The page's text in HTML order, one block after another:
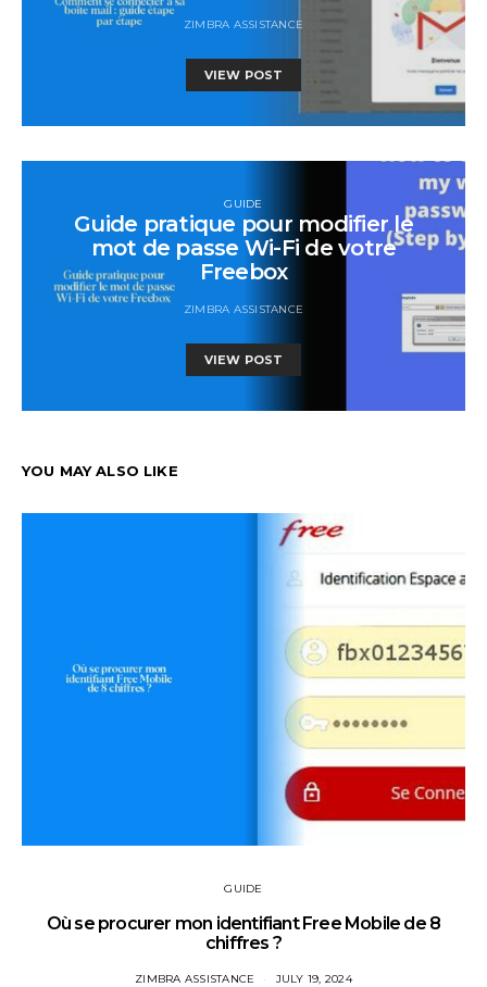
ZIMBRA ASSISTANCE
VIEW POST
GUIDE
Guide pratique pour modifier le
mot de passe Wi-Fi de votre
Freebox
ZIMBRA ASSISTANCE
VIEW POST
YOU MAY ALSO LIKE
GUIDE
Où se procurer mon identifiant Free Mobile de 8
chiffres ?
ZIMBRA ASSISTANCE JULY 19, 2024